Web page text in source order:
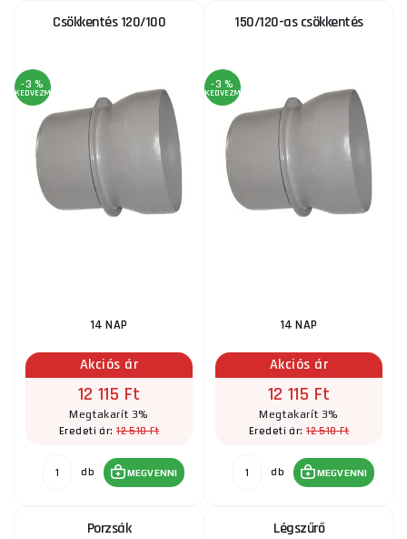
Csökkentés 120/100
-3 %
KEDVEZMÉNY
14 NAP
Akciós ár
12 115 Ft
Megtakarít 3%
Eredeti ár:12 510 Ft
db MEGVENNI
150/120-as csökkentés
-3 %
KEDVEZMÉNY
14 NAP
Akciós ár
12 115 Ft
Megtakarít 3%
Eredeti ár:12 510 Ft
db MEGVENNI
Porzsák Légszűrő